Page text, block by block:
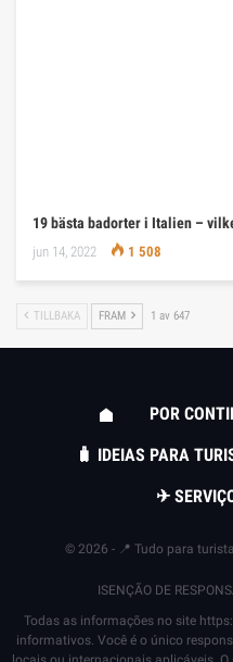
19 bästa badorter i Italien –
jun 14, 2022 1 508
TILLBAKA FRAM 1 av 647
POR
🧳 IDEIAS PARA
✈
© 2026 - 📍 Tudo para
ISENÇÃO DE
Todas as informações no site
informativos. Você é o único